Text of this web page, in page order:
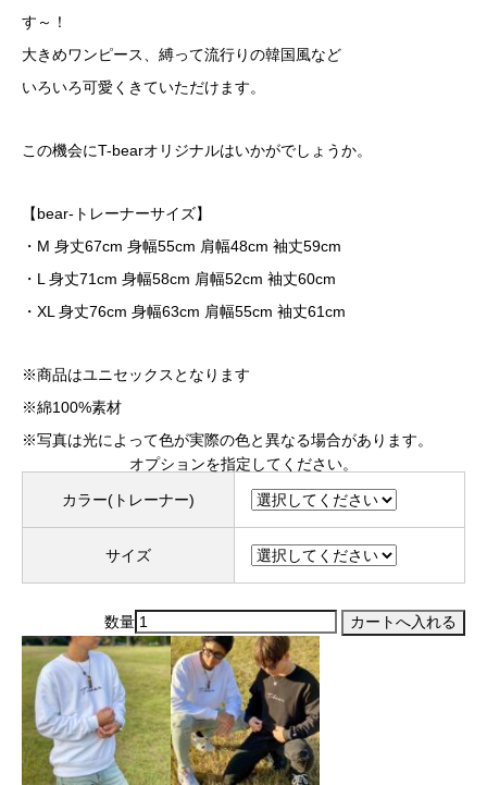
す～！
大きめワンピース、縛って流行りの韓国風など
いろいろ可愛くきていただけます。
この機会にT-bearオリジナルはいかがでしょうか。
【bear- トレーナーサイズ】
・ M 身丈67cm 身幅55cm 肩幅48cm 袖丈59cm
・ L身丈71cm 身幅58cm 肩幅52cm 袖丈60cm
・ XL身丈76cm 身幅63cm 肩幅55cm 袖丈61cm
※商品はユニセックスとなります
※綿100%素材
※写真は光によって色が実際の色と異なる場合があります。
オプションを指定してください。
カラー(トレーナー)
サイズ
数量